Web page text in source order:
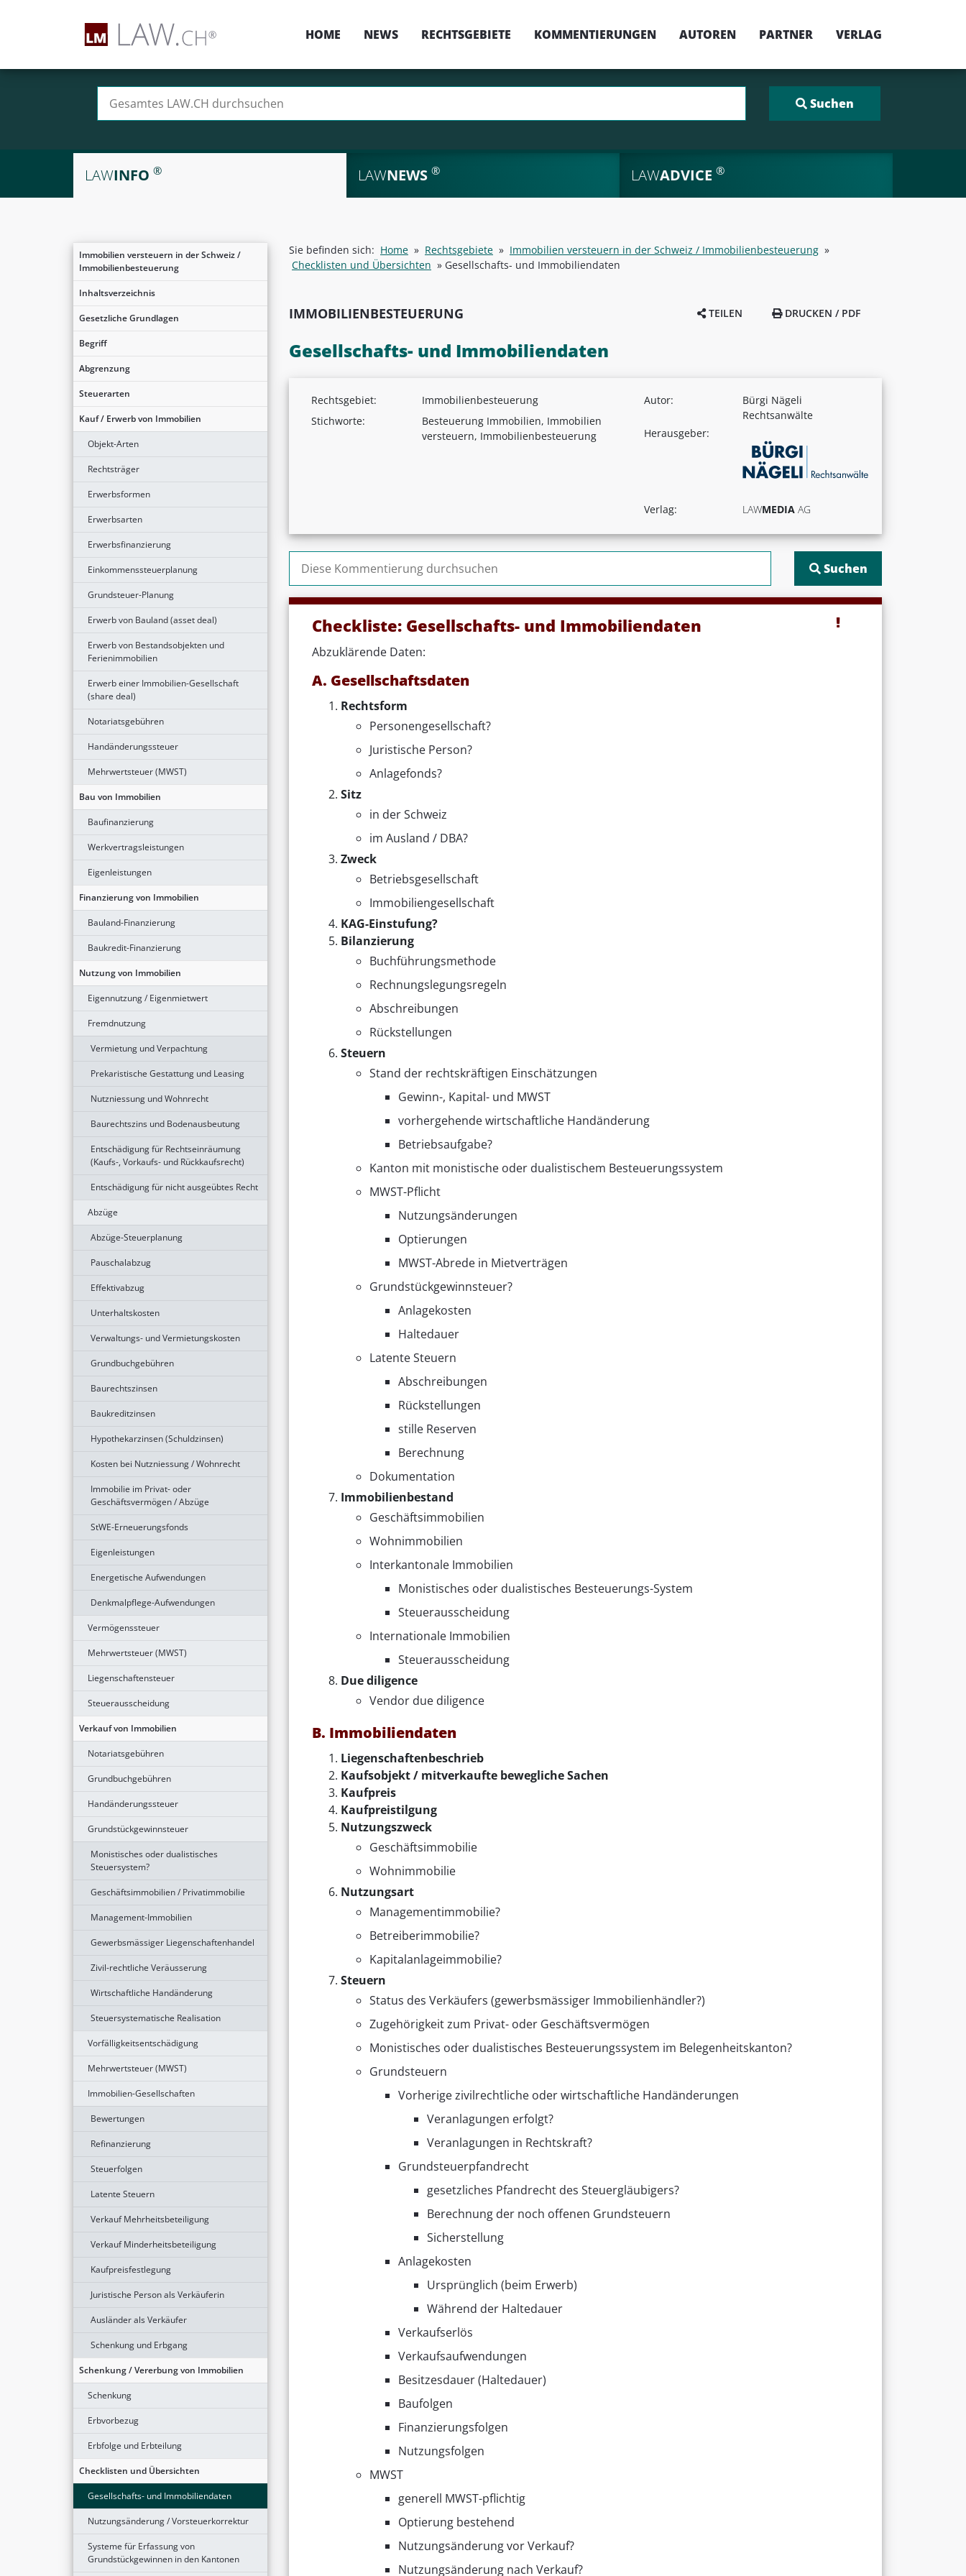
HOME NEWS RECHTSGEBIETE KOMMENTIERUNGEN AUTOREN PARTNER VERLAG
LAWINFO ® LAWNEWS ® LAWADVICE ®
Immobilien versteuern in der Schweiz /
Immobilienbesteuerung
Inhaltsverzeichnis
Gesetzliche Grundlagen
Begriff
Abgrenzung
Steuerarten
Kauf / Erwerb von Immobilien
Objekt-Arten
Rechtsträger
Erwerbsformen
Erwerbsarten
Erwerbsfinanzierung
Einkommenssteuerplanung
Grundsteuer-Planung
Erwerb von Bauland (asset deal)
Erwerb von Bestandsobjekten und
Ferienimmobilien
Erwerb einer Immobilien-Gesellschaft
(share deal)
Notariatsgebühren
Handänderungssteuer
Mehrwertsteuer (MWST)
Bau von Immobilien
Baufinanzierung
Werkvertragsleistungen
Eigenleistungen
Finanzierung von Immobilien
Bauland-Finanzierung
Baukredit-Finanzierung
Nutzung von Immobilien
Eigennutzung / Eigenmietwert
Fremdnutzung
Vermietung und Verpachtung
Prekaristische Gestattung und Leasing
Nutzniessung und Wohnrecht
Baurechtszins und Bodenausbeutung
Entschädigung für Rechtseinräumung
(Kaufs-, Vorkaufs- und Rückkaufsrecht)
Entschädigung für nicht ausgeübtes Recht
Abzüge
Abzüge-Steuerplanung
Pauschalabzug
Effektivabzug
Unterhaltskosten
Verwaltungs- und Vermietungskosten
Grundbuchgebühren
Baurechtszinsen
Baukreditzinsen
Hypothekarzinsen (Schuldzinsen)
Kosten bei Nutzniessung / Wohnrecht
Immobilie im Privat- oder
Geschäftsvermögen / Abzüge
StWE-Erneuerungsfonds
Eigenleistungen
Energetische Aufwendungen
Denkmalpflege-Aufwendungen
Vermögenssteuer
Mehrwertsteuer (MWST)
Liegenschaftensteuer
Steuerausscheidung
Verkauf von Immobilien
Notariatsgebühren
Grundbuchgebühren
Handänderungssteuer
Grundstückgewinnsteuer
Monistisches oder dualistisches
Steuersystem?
Geschäftsimmobilien / Privatimmobilie
Management-Immobilien
Gewerbsmässiger Liegenschaftenhandel
Zivil-rechtliche Veräusserung
Wirtschaftliche Handänderung
Steuersystematische Realisation
Vorfälligkeitsentschädigung
Mehrwertsteuer (MWST)
Immobilien-Gesellschaften
Bewertungen
Refinanzierung
Steuerfolgen
Latente Steuern
Verkauf Mehrheitsbeteiligung
Verkauf Minderheitsbeteiligung
Kaufpreisfestlegung
Juristische Person als Verkäuferin
Ausländer als Verkäufer
Schenkung und Erbgang
Schenkung / Vererbung von Immobilien
Schenkung
Erbvorbezug
Erbfolge und Erbteilung
Checklisten und Übersichten
Gesellschafts- und Immobiliendaten
Nutzungsänderung / Vorsteuerkorrektur
Systeme für Erfassung von
Grundstückgewinnen in den Kantonen
Sie befinden sich: Home » Rechtsgebiete » Immobilien versteuern in der Schweiz / Immobilienbesteuerung »
Checklisten und Übersichten » Gesellschafts- und Immobiliendaten
IMMOBILIENBESTEUERUNG TEILEN DRUCKEN / PDF
Gesellschafts- und Immobiliendaten
Rechtsgebiet:
Immobilienbesteuerung
Stichworte:
Besteuerung Immobilien, Immobilien
versteuern, Immobilienbesteuerung
Autor:
Bürgi Nägeli
Rechtsanwälte
Herausgeber:
Verlag: LAWMEDIA AG
Suchen nach:
Checkliste: Gesellschafts- und Immobiliendaten
Abzuklärende Daten:
A. Gesellschaftsdaten
Rechtsform
Personengesellschaft?
Juristische Person?
Anlagefonds?
Sitz
in der Schweiz
im Ausland / DBA?
Zweck
Betriebsgesellschaft
Immobiliengesellschaft
KAG-Einstufung?
Bilanzierung
Buchführungsmethode
Rechnungslegungsregeln
Abschreibungen
Rückstellungen
Steuern
Stand der rechtskräftigen Einschätzungen
Gewinn-, Kapital- und MWST
vorhergehende wirtschaftliche Handänderung
Betriebsaufgabe?
Kanton mit monistische oder dualistischem Besteuerungssystem
MWST-Pflicht
Nutzungsänderungen
Optierungen
MWST-Abrede in Mietverträgen
Grundstückgewinnsteuer?
Anlagekosten
Haltedauer
Latente Steuern
Abschreibungen
Rückstellungen
stille Reserven
Berechnung
Dokumentation
Immobilienbestand
Geschäftsimmobilien
Wohnimmobilien
Interkantonale Immobilien
Monistisches oder dualistisches Besteuerungs-System
Steuerausscheidung
Internationale Immobilien
Steuerausscheidung
Due diligence
Vendor due diligence
B. Immobiliendaten
Liegenschaftenbeschrieb
Kaufsobjekt / mitverkaufte bewegliche Sachen
Kaufpreis
Kaufpreistilgung
Nutzungszweck
Geschäftsimmobilie
Wohnimmobilie
Nutzungsart
Managementimmobilie?
Betreiberimmobilie?
Kapitalanlageimmobilie?
Steuern
Status des Verkäufers (gewerbsmässiger Immobilienhändler?)
Zugehörigkeit zum Privat- oder Geschäftsvermögen
Monistisches oder dualistisches Besteuerungssystem im Belegenheitskanton?
Grundsteuern
Vorherige zivilrechtliche oder wirtschaftliche Handänderungen
Veranlagungen erfolgt?
Veranlagungen in Rechtskraft?
Grundsteuerpfandrecht
gesetzliches Pfandrecht des Steuergläubigers?
Berechnung der noch offenen Grundsteuern
Sicherstellung
Anlagekosten
Ursprünglich (beim Erwerb)
Während der Haltedauer
Verkaufserlös
Verkaufsaufwendungen
Besitzesdauer (Haltedauer)
Baufolgen
Finanzierungsfolgen
Nutzungsfolgen
MWST
generell MWST-pflichtig
Optierung bestehend
Nutzungsänderung vor Verkauf?
Nutzungsänderung nach Verkauf?